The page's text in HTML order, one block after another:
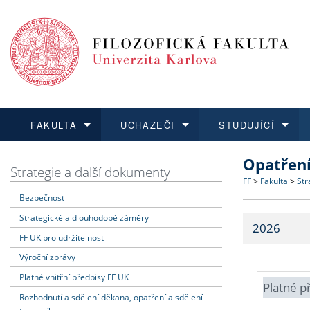
FAKULTA
Dozvědět se více
Struktura
Strategie
Fakultní
UCHAZEČI
Podat přihlášku
Co
Učitelské
STUDUJÍCÍ
Dozvědět se více
Dozvědět se více
O vědě a
Dozvědět se více
Aktuální
Strategie a další dokumenty
Bezpečnost
Strategické a dlouhodobé záměry
FF UK pro udržitelnost
Výroční zprávy
Platné vnitřní předpisy FF UK
Rozhodnutí a sdělení děkana, opatření a sdělení
FF > Fakulta >
2026
Platné